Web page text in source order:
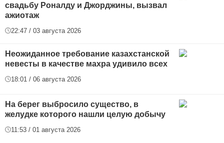
свадьбу Роналду и Джорджины, вызвал
ажиотаж
22:47 / 03 августа 2026
Неожиданное требование казахстанской
невесты в качестве махра удивило всех
18:01 / 06 августа 2026
На берег выбросило существо, в
желудке которого нашли целую добычу
11:53 / 01 августа 2026